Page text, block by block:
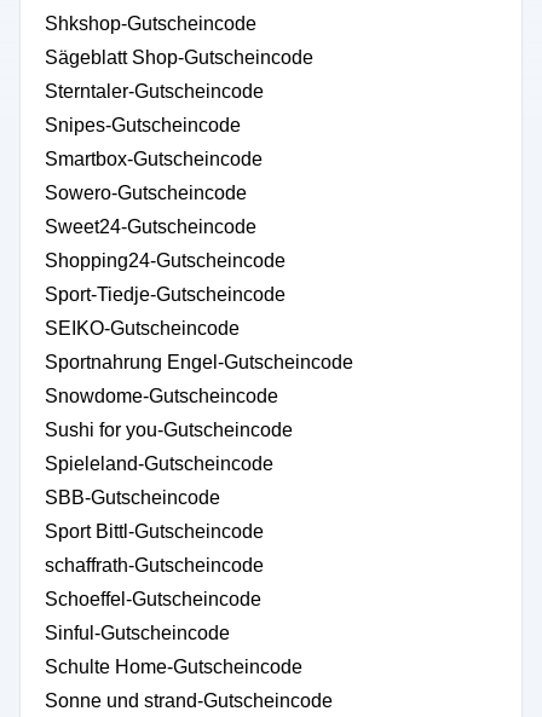
Shkshop-Gutscheincode
Sägeblatt Shop-Gutscheincode
Sterntaler-Gutscheincode
Snipes-Gutscheincode
Smartbox-Gutscheincode
Sowero-Gutscheincode
Sweet24-Gutscheincode
Shopping24-Gutscheincode
Sport-Tiedje-Gutscheincode
SEIKO-Gutscheincode
Sportnahrung Engel-Gutscheincode
Snowdome-Gutscheincode
Sushi for you-Gutscheincode
Spieleland-Gutscheincode
SBB-Gutscheincode
Sport Bittl-Gutscheincode
schaffrath-Gutscheincode
Schoeffel-Gutscheincode
Sinful-Gutscheincode
Schulte Home-Gutscheincode
Sonne und strand-Gutscheincode